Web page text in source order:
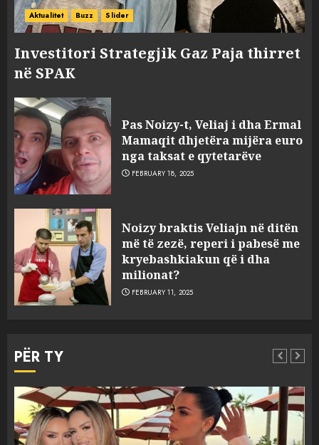
Aktualitet Buzz Slider
Investitori Strategjik Gaz Paja thirret
në SPAK
Pas Noizy-t, Veliaj i dha Ermal
Mamaqit dhjetëra mijëra euro
nga taksat e qytetarëve
FEBRUARY 18, 2025
Noizy braktis Veliajn në ditën
më të zezë, reperi i pabesë me
kryebashkiakun që i dha
milionat?
FEBRUARY 11, 2025
PËR TY
Aktualitet Slider
3
sulmuan “One Albania”,
ngjarja u fsheh. A u vodhën
serverat?
MARCH 25, 2025
4 MARCH 25, 2025
“Ai që drejtonte makinën më